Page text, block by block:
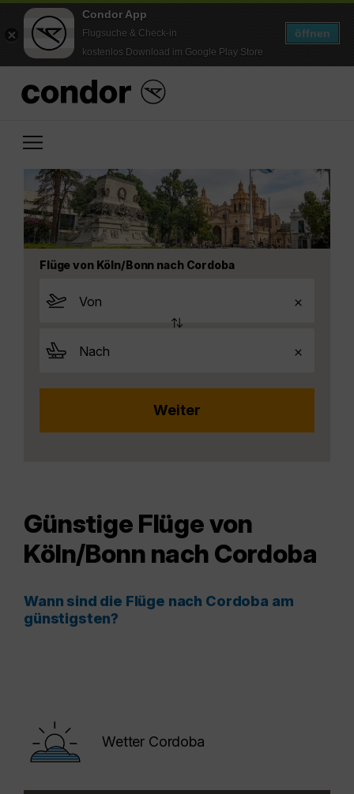
Condor App
Flugsuche & Check-in
kostenlos Download im Google Play Store
öffnen
Flüge von Köln/Bonn nach Cordoba
Günstige Flüge von
Köln/Bonn nach Cordoba
Wann sind die Flüge nach Cordoba am
günstigsten?
Wetter Cordoba